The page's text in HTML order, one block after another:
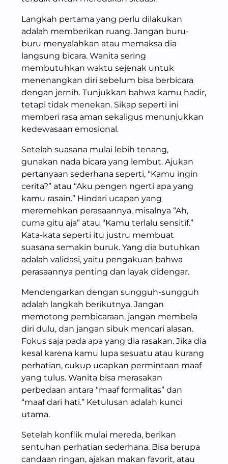
Langkah pertama yang perlu dilakukan
adalah memberikan ruang. Jangan buru-
buru menyalahkan atau memaksa dia
langsung bicara. Wanita sering
membutuhkan waktu sejenak untuk
menenangkan diri sebelum bisa berbicara
dengan jernih. Tunjukkan bahwa kamu hadir,
tetapi tidak menekan. Sikap seperti ini
memberi rasa aman sekaligus menunjukkan
kedewasaan emosional.
Setelah suasana mulai lebih tenang,
gunakan nada bicara yang lembut. Ajukan
pertanyaan sederhana seperti, “Kamu ingin
cerita?” atau “Aku pengen ngerti apa yang
kamu rasain.” Hindari ucapan yang
meremehkan perasaannya, misalnya “Ah,
cuma gitu aja” atau “Kamu terlalu sensitif.”
Kata-kata seperti itu justru membuat
suasana semakin buruk. Yang dia butuhkan
adalah validasi, yaitu pengakuan bahwa
perasaannya penting dan layak didengar.
Mendengarkan dengan sungguh-sungguh
adalah langkah berikutnya. Jangan
memotong pembicaraan, jangan membela
diri dulu, dan jangan sibuk mencari alasan.
Fokus saja pada apa yang dia rasakan. Jika dia
kesal karena kamu lupa sesuatu atau kurang
perhatian, cukup ucapkan permintaan maaf
yang tulus. Wanita bisa merasakan
perbedaan antara “maaf formalitas” dan
“maaf dari hati.” Ketulusan adalah kunci
utama.
Setelah konflik mulai mereda, berikan
sentuhan perhatian sederhana. Bisa berupa
candaan ringan, ajakan makan favorit, atau